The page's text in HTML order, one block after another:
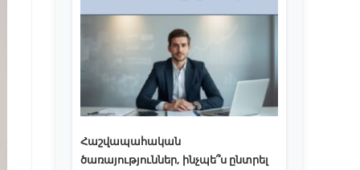
Հաշվապահական
ծառայություններ, ինչպե՞ս ընտրել